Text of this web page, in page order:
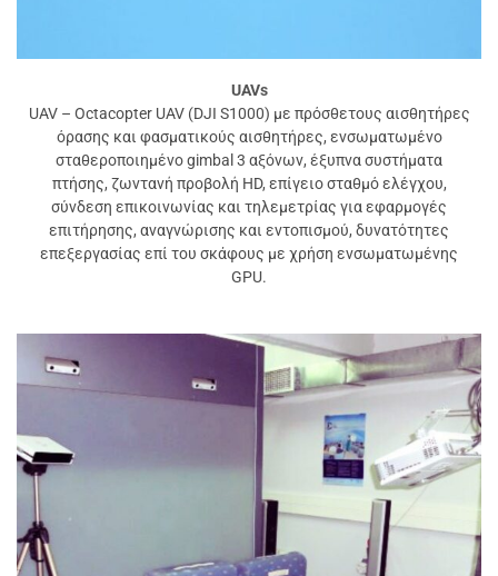
UAVs
UAV – Octacopter UAV (DJI S1000) με πρόσθετους αισθητήρες
όρασης και φασματικούς αισθητήρες, ενσωματωμένο
σταθεροποιημένο gimbal 3 αξόνων, έξυπνα συστήματα
πτήσης, ζωντανή προβολή HD, επίγειο σταθμό ελέγχου,
σύνδεση επικοινωνίας και τηλεμετρίας για εφαρμογές
επιτήρησης, αναγνώρισης και εντοπισμού, δυνατότητες
επεξεργασίας επί του σκάφους με χρήση ενσωματωμένης
GPU.